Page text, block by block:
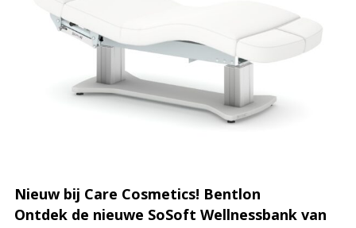
Nieuw bij Care Cosmetics! Bentlon
Ontdek de nieuwe SoSoft Wellnessbank van